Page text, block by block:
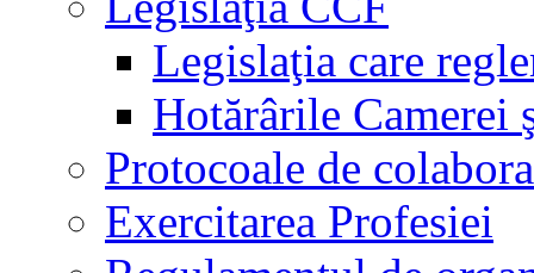
Legislaţia care
Hotărârile
Protocoale de
Exercitarea Profesiei